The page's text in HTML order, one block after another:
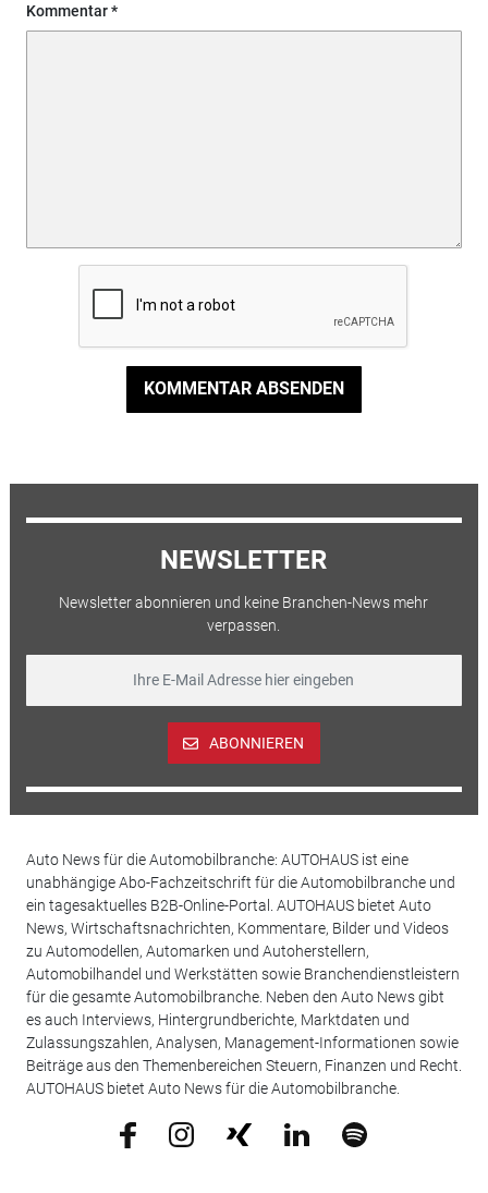
Kommentar
KOMMENTAR ABSENDEN
NEWSLETTER
Newsletter abonnieren und keine Branchen-News mehr
verpassen.
ABONNIEREN
Auto News für die Automobilbranche: AUTOHAUS ist eine
unabhängige Abo-Fachzeitschrift für die Automobilbranche und
ein tagesaktuelles B2B-Online-Portal. AUTOHAUS bietet Auto
News, Wirtschaftsnachrichten, Kommentare, Bilder und Videos
zu Automodellen, Automarken und Autoherstellern,
Automobilhandel und Werkstätten sowie Branchendienstleistern
für die gesamte Automobilbranche. Neben den Auto News gibt
es auch Interviews, Hintergrundberichte, Marktdaten und
Zulassungszahlen, Analysen, Management-Informationen sowie
Beiträge aus den Themenbereichen Steuern, Finanzen und Recht.
AUTOHAUS bietet Auto News für die Automobilbranche.